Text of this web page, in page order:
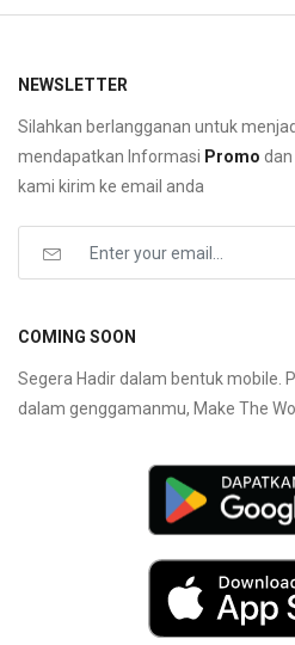
NEWSLETTER
Silahkan berlangganan untuk
mendapatkan Informasi Promo dan
kami kirim ke email anda
COMING SOON
Segera Hadir dalam bentuk mobile.
dalam genggamanmu, Make The